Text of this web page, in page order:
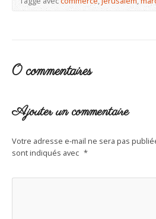
0 commentaires
Ajouter un commentaire
Votre adresse e-mail ne sera pas
sont indiqués avec *